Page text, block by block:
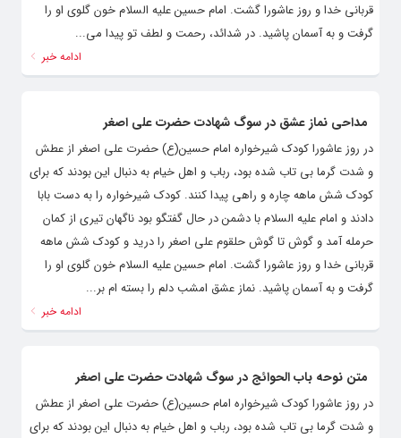
قربانی خدا و روز عاشورا گشت. امام حسین علیه السلام خون گلوی او را
گرفت و به آسمان پاشید. در شدائد، رحمت و لطف تو پیدا می...
ادامه خبر
مداحی نماز عشق در سوگ شهادت حضرت علی اصغر
در روز عاشورا کودک شیرخواره امام حسین(ع) حضرت علی اصغر از عطش
و شدت گرما بی تاب شده بود، رباب و اهل خیام به دنبال این بودند که برای
کودک شش ماهه چاره و راهی پیدا کنند. کودک شیرخواره را به دست بابا
دادند و امام علیه السلام با دشمن در حال گفتگو بود ناگهان تیری از کمان
حرمله آمد و گوش تا گوش حلقوم علی اصغر را درید و کودک شش ماهه
قربانی خدا و روز عاشورا گشت. امام حسین علیه السلام خون گلوی او را
گرفت و به آسمان پاشید. نماز عشق امشب دلم را بسته ام بر...
ادامه خبر
متن نوحه باب الحوائج در سوگ شهادت حضرت علی اصغر
در روز عاشورا کودک شیرخواره امام حسین(ع) حضرت علی اصغر از عطش
و شدت گرما بی تاب شده بود، رباب و اهل خیام به دنبال این بودند که برای